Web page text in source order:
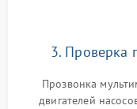
3. Проверка
Прозвонка
двигателей